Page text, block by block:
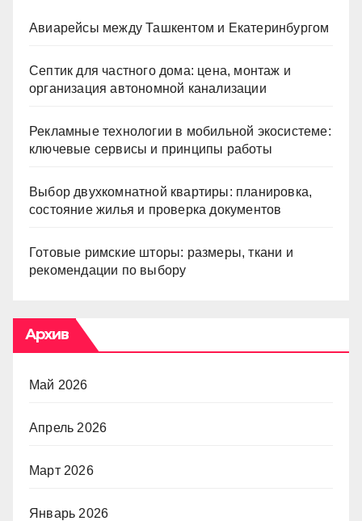
Авиарейсы между Ташкентом и Екатеринбургом
Септик для частного дома: цена, монтаж и
организация автономной канализации
Рекламные технологии в мобильной экосистеме:
ключевые сервисы и принципы работы
Выбор двухкомнатной квартиры: планировка,
состояние жилья и проверка документов
Готовые римские шторы: размеры, ткани и
рекомендации по выбору
Архив
Май 2026
Апрель 2026
Март 2026
Январь 2026